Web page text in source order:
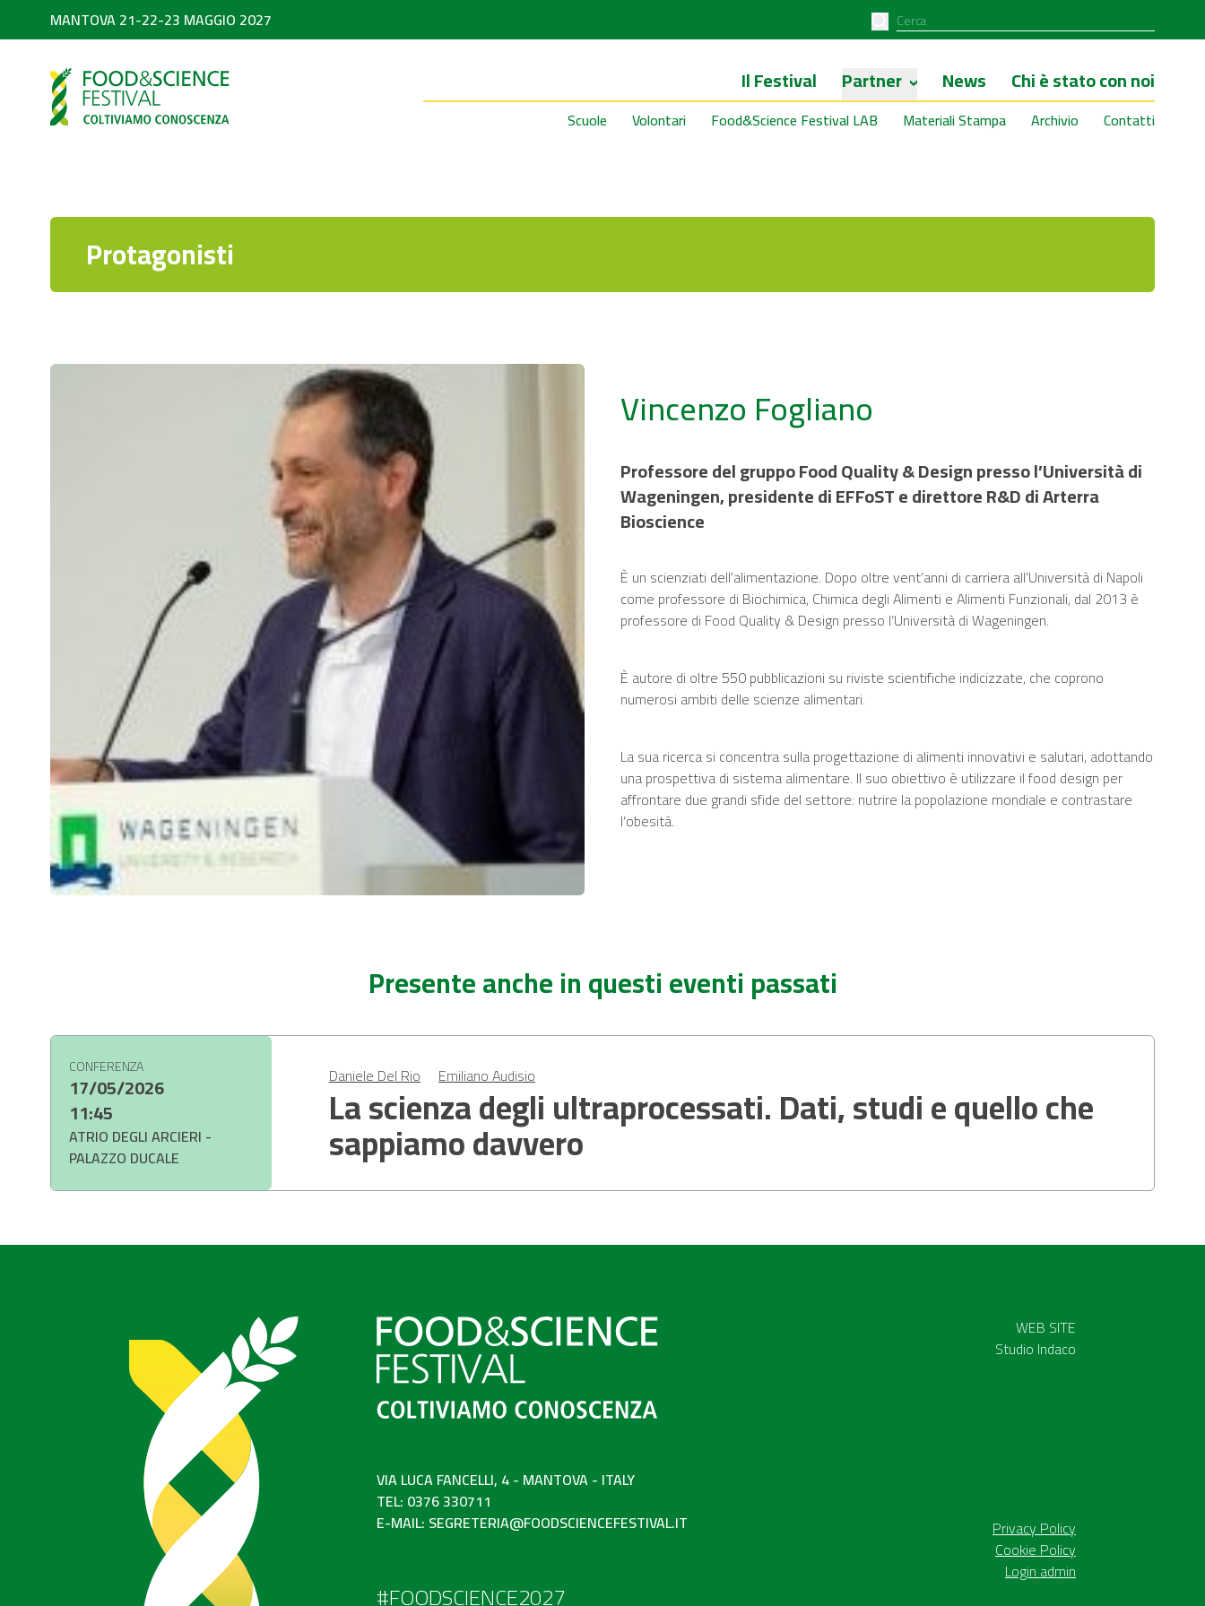
MANTOVA 21-22-23 MAGGIO 2027
Il Festival Partner News Chi è stato con noi
Scuole Volontari Food&Science Festival LAB Materiali Stampa Archivio Contatti
Protagonisti
Vincenzo Fogliano
Professore del gruppo Food Quality & Design presso l’Università di
Wageningen, presidente di EFFoST e direttore R&D di Arterra
Bioscience
È un scienziati dell'alimentazione. Dopo oltre vent’anni di carriera all’Università di Napoli
come professore di Biochimica, Chimica degli Alimenti e Alimenti Funzionali, dal 2013 è
professore di Food Quality & Design presso l’Università di Wageningen.
È autore di oltre 550 pubblicazioni su riviste scientifiche indicizzate, che coprono
numerosi ambiti delle scienze alimentari.
La sua ricerca si concentra sulla progettazione di alimenti innovativi e salutari, adottando
una prospettiva di sistema alimentare. Il suo obiettivo è utilizzare il food design per
affrontare due grandi sfide del settore: nutrire la popolazione mondiale e contrastare
l’obesità.
Presente anche in questi eventi passati
CONFERENZA
17/05/2026
11:45
ATRIO DEGLI ARCIERI -
PALAZZO DUCALE
Daniele Del Rio Emiliano Audisio
La scienza degli ultraprocessati. Dati, studi e quello che
sappiamo davvero
VIA LUCA FANCELLI, 4 - MANTOVA - ITALY
TEL: 0376 330711
E-MAIL: SEGRETERIA@FOODSCIENCEFESTIVAL.IT
#FOODSCIENCE2027
WEB SITE
Studio Indaco
Privacy Policy
Cookie Policy
Login admin
PARTNER
Diventa partner
Partner 2026
SEARCH